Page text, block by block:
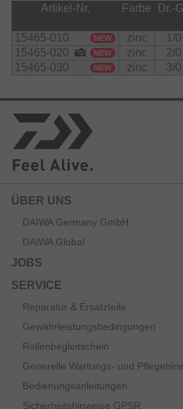
Artikel-Nr. Farbe Dr.-
15465-010 NEW zinc 1/0
15465-020
NEW zinc 2/0
15465-030
NEW zinc 3/0
ÜBER UNS
DAIWA Germany GmbH
DAIWA Global
JOBS
SERVICE
Reparatur & Ersatzteile
Gewährleistungsbedingungen
Rollenbegleitschein
Generelle Wartungs- und
Bedienungsanleitungen
Sicherheitshinweise GPSR